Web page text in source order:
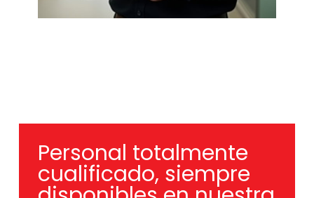
Personal totalmente
cualificado, siempre